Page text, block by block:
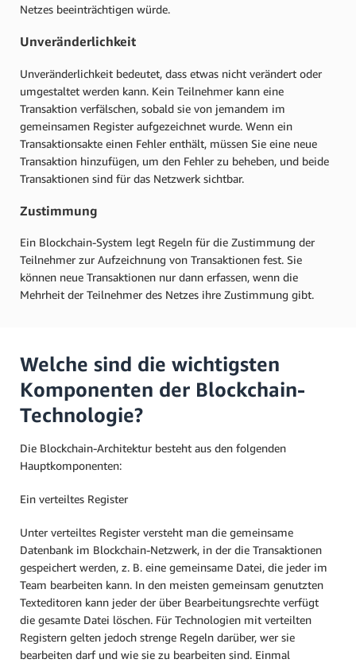
Netzes beeinträchtigen würde.
Unveränderlichkeit
Unveränderlichkeit bedeutet, dass etwas nicht verändert oder
umgestaltet werden kann. Kein Teilnehmer kann eine
Transaktion verfälschen, sobald sie von jemandem im
gemeinsamen Register aufgezeichnet wurde. Wenn ein
Transaktionsakte einen Fehler enthält, müssen Sie eine neue
Transaktion hinzufügen, um den Fehler zu beheben, und beide
Transaktionen sind für das Netzwerk sichtbar.
Zustimmung
Ein Blockchain-System legt Regeln für die Zustimmung der
Teilnehmer zur Aufzeichnung von Transaktionen fest. Sie
können neue Transaktionen nur dann erfassen, wenn die
Mehrheit der Teilnehmer des Netzes ihre Zustimmung gibt.
Welche sind die wichtigsten
Komponenten der Blockchain-
Technologie?
Die Blockchain-Architektur besteht aus den folgenden
Hauptkomponenten:
Ein verteiltes Register
Unter verteiltes Register versteht man die gemeinsame
Datenbank im Blockchain-Netzwerk, in der die Transaktionen
gespeichert werden, z. B. eine gemeinsame Datei, die jeder im
Team bearbeiten kann. In den meisten gemeinsam genutzten
Texteditoren kann jeder der über Bearbeitungsrechte verfügt
die gesamte Datei löschen. Für Technologien mit verteilten
Registern gelten jedoch strenge Regeln darüber, wer sie
bearbeiten darf und wie sie zu bearbeiten sind. Einmal